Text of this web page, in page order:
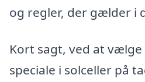
og regler, der gælder i
Kort sagt, ved at
speciale i solceller på